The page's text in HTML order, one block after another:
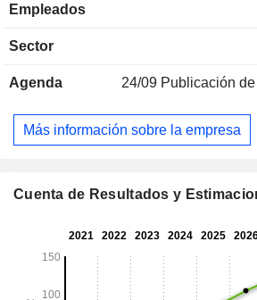
potencial de ofrecer ventajas
Pharmaceuticals SA cuenta
de la fibrilación auricular, y
desarrollo de la empresa se centra
reglamentaria 505(b)2 de la FDA,
Empleados
Sector
Agenda 24/09 Publicación
Más información sobre la empresa
Cuenta de Resultados y